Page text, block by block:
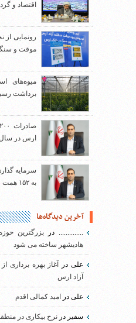
اقتصاد و
رونمایی از
موقت و
میوه‌های
برداشت
ارس در سال
سرمایه
به ۱۵۲ همت رسید
آخرین دیدگاه‌ها
..............دربزرگترین
هادیشهر ساخته می شود
علیدر
آغاز بهره برداری
آزاد ارس
علی در امید کمالی اقدم
سفیر در نرخ بیکاری در